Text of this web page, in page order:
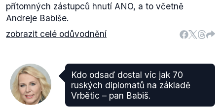
přítomných zástupců hnutí ANO, a to včetně
Andreje Babiše.
zobrazit celé odůvodnění
Kdo odsaď dostal víc jak 70
ruských diplomatů na základě
Vrbětic – pan Babiš.